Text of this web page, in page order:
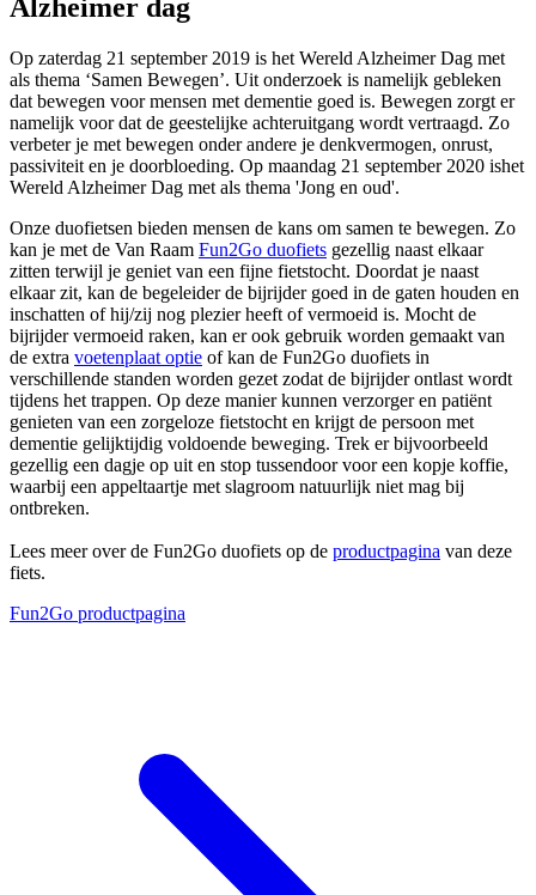
Alzheimer dag
Op zaterdag 21 september 2019 is het Wereld Alzheimer Dag met
als thema ‘Samen Bewegen’. Uit onderzoek is namelijk gebleken
dat bewegen voor mensen met dementie goed is. Bewegen zorgt er
namelijk voor dat de geestelijke achteruitgang wordt vertraagd. Zo
verbeter je met bewegen onder andere je denkvermogen, onrust,
passiviteit en je doorbloeding. Op maandag 21 september 2020 ishet
Wereld Alzheimer Dag met als thema 'Jong en oud'.
Onze duofietsen bieden mensen de kans om samen te bewegen. Zo
kan je met de Van Raam Fun2Go duofiets gezellig naast elkaar
zitten terwijl je geniet van een fijne fietstocht. Doordat je naast
elkaar zit, kan de begeleider de bijrijder goed in de gaten houden en
inschatten of hij/zij nog plezier heeft of vermoeid is. Mocht de
bijrijder vermoeid raken, kan er ook gebruik worden gemaakt van
de extra voetenplaat optie of kan de Fun2Go duofiets in
verschillende standen worden gezet zodat de bijrijder ontlast wordt
tijdens het trappen. Op deze manier kunnen verzorger en patiënt
genieten van een zorgeloze fietstocht en krijgt de persoon met
dementie gelijktijdig voldoende beweging. Trek er bijvoorbeeld
gezellig een dagje op uit en stop tussendoor voor een kopje koffie,
waarbij een appeltaartje met slagroom natuurlijk niet mag bij
ontbreken.
Lees meer over de Fun2Go duofiets op de productpagina van deze
fiets.
Fun2Go productpagina